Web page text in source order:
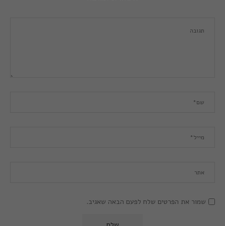
שמור את הפרטים שלח לפעם הבאה שאגיב.